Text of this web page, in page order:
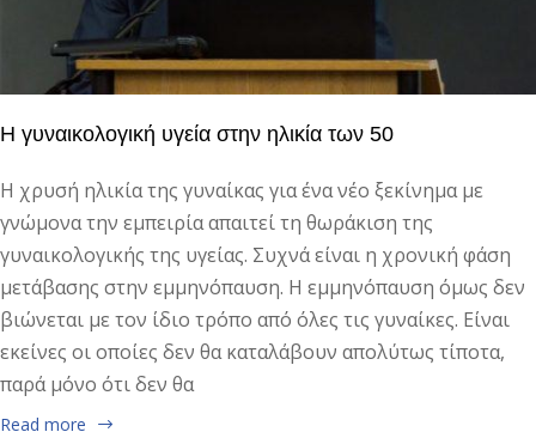
Η γυναικολογική υγεία στην ηλικία των 50
Η χρυσή ηλικία της γυναίκας για ένα νέο ξεκίνημα με
γνώμονα την εμπειρία απαιτεί τη θωράκιση της
γυναικολογικής της υγείας. Συχνά είναι η χρονική φάση
μετάβασης στην εμμηνόπαυση. Η εμμηνόπαυση όμως δεν
βιώνεται με τον ίδιο τρόπο από όλες τις γυναίκες. Είναι
εκείνες οι οποίες δεν θα καταλάβουν απολύτως τίποτα,
παρά μόνο ότι δεν θα
Read more